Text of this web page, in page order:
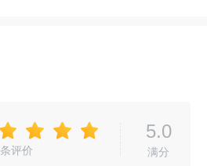
条评价
5.0
满分